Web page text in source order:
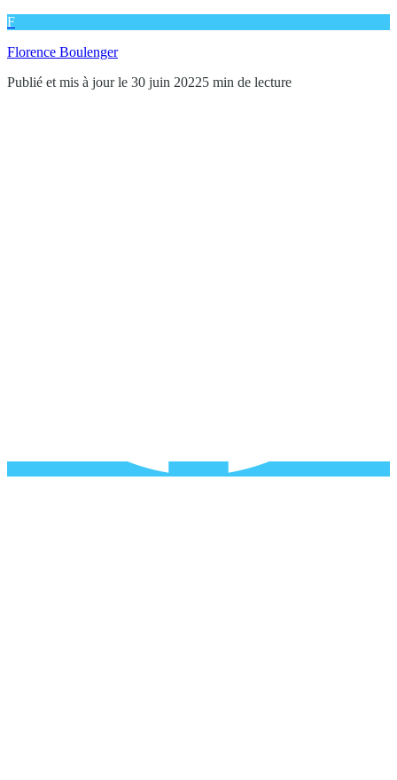
F
Florence Boulenger
Publié et mis à jour le 30 juin 20225 min de lecture